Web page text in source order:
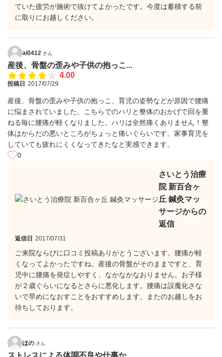
ていた疲労が施術で抜けてよかったです。今度は蓄積する前
に取りにお越しください。
ai0412 さん
産後、骨盤の歪みや子供の抱っこ...
4.00
投稿日 2017/07/29
産後、骨盤の歪みや子供の抱っこ、育児の姿勢などが原因で腰痛
に悩まされていました。こちらでのハリと整体のおかげで回を重
ねる毎に腰痛が軽くなりました。ハリは全然痛くありません！整
体はからだの悪いところがちょっと痛いぐらいです。家事育児を
していても疲れにくくなってきたなと実感できます。
0
さいとう治療
院 新百合ヶ
丘 鍼灸マッ
サージからの
返信
返信日 2017/07/31
ご来院ならびに口コミ投稿ありがとうございます。腰痛が軽
くなってよかったですね。産後の骨盤がそのままですと、育
児中に腰痛を発症しやすく、なかなかなおりません。お子様
が２歳ぐらいになるとさらに悪化します。腰痛は誤魔化さな
いで早めになおすことをおすすめします。またのお越しをお
待ちしております。
ほの さん
ストレスによる体調不良や仕事か...